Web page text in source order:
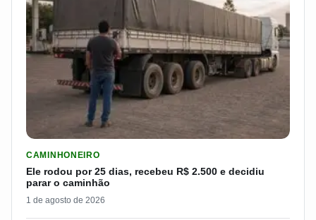
CAMINHONEIRO
Ele rodou por 25 dias, recebeu R$ 2.500 e decidiu
parar o caminhão
1 de agosto de 2026